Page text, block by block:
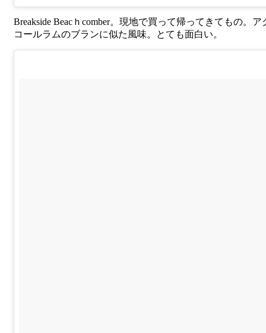
Breakside Beacｈcomber。現地で買って帰ってきてもの。ア
コールラムのブランに似た風味。とても面白い。